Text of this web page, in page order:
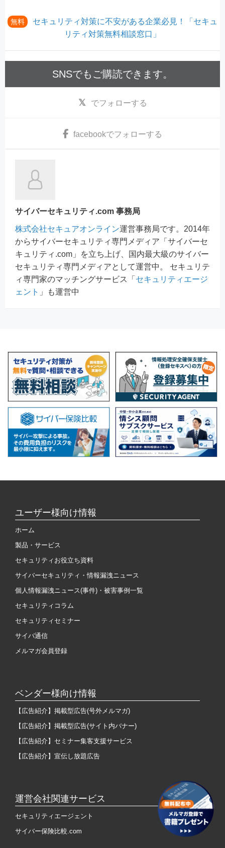
無料
セキュリティ対策に不安がある企業必見！「セキュ
リティ対策無料相談窓口」
SNSでもご購読できます。
でフォローする
facebookでフォローする
サイバーセキュリティ.com 事務局
株式会社セキュアオンライン運営事務局です。2014年
からサイバーセキュリティ専門メディア「サイバーセ
キュリティ.com」を立ち上げ、国内最大級のサイバー
セキュリティ専門メディアとして運営中。 セキュリテ
ィ専門家のマッチングサービス「 セキュリティエージ
ェント 」も運営中
ユーザー様向け情報
ホーム
製品・サービス
セキュリティお役立ち資料
サイバーセキュリティ・情報漏洩ニュース
個人情報漏洩ニュース(事件)・被害事例一覧
セキュリティコラム
セキュリティセミナー
サイバ通信
メルマガ会員登録
ベンダー様向け情報
【広告紹介】掲載型広告(号外メルマガ)
【広告紹介】掲載型広告(サイト内バナー)
【広告紹介】セミナー集客支援サービス
【広告紹介】宣伝し放題広告
運営会社関連サービス
セキュリティエージェント
サイバー保険比較.com